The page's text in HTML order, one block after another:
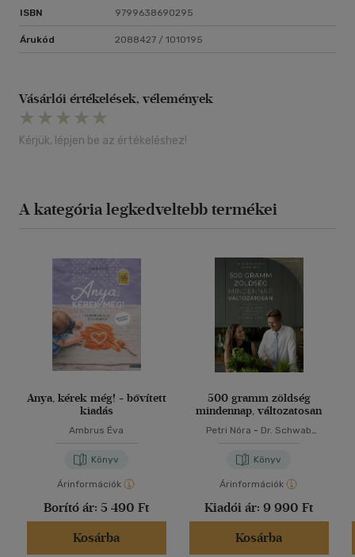
ISBN 9799638690295
Árukód 2088427 / 1010195
Vásárlói értékelések, vélemények
Kérjük, lépjen be az értékeléshez!
A kategória legkedveltebb termékei
Anya, kérek még! - bővített
kiadás
Ambrus Éva
Könyv
Árinformációk
Borító ár: 5 490 Ft
Kosárba
500 gramm zöldség
mindennap, változatosan
Petri Nóra - Dr. Schwab
Könyv
Árinformációk
Kiadói ár: 9 990 Ft
Kosárba